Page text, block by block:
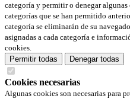
categoría y permitir o denegar
categorías que se han permitido
categoría se eliminarán de su
asignadas a cada categoría e
cookies.
Permitir todas
Denegar todas
Cookies necesarias
Algunas cookies son necesarias para